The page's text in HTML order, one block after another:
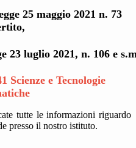
25 maggio 2021 n. 73
23 luglio 2021, n. 106 e
Scienze e Tecnologie
tutte le informazioni riguardo
presso il nostro istituto.